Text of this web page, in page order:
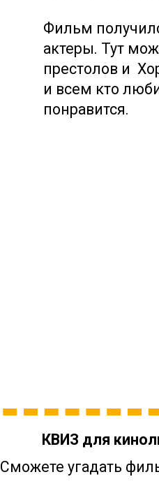
Фильм
актеры. Тут
престолов и
и всем кто
понравится.
КВИЗ для
Сможете угадать